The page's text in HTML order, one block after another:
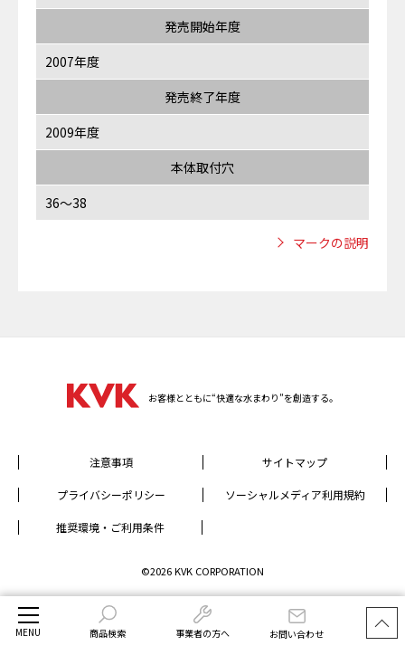
MENU 商品検索 事業者の方へ お問い合わせ
発売開始年度
2007年度
発売終了年度
2009年度
本体取付穴
36～38
マークの説明
お客様とともに“快適な水まわり”を創造する。
注意事項 サイトマップ
プライバシーポリシー ソーシャルメディア利用規約
推奨環境・ご利用条件
©2026 KVK CORPORATION